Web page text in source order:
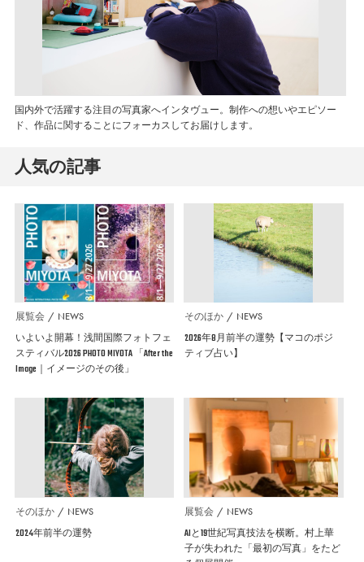
国内外で活躍する注目の写真家へインタヴュー。制作への想いやエピソー
ド、作品に関することにフォーカスしてお届けします。
人気の記事
展覧会 NEWS
いよいよ開幕！浅間国際フォトフェ
スティバル2026 PHOTO MIYOTA 「After the
Image｜イメージのその後」
そのほか NEWS
2026年8月前半の運勢【マコのポジ
ティブ占い】
そのほか NEWS
2024年前半の運勢
展覧会 NEWS
AIと19世紀写真技法を横断。村上華
子が失われた「最初の写真」をたど